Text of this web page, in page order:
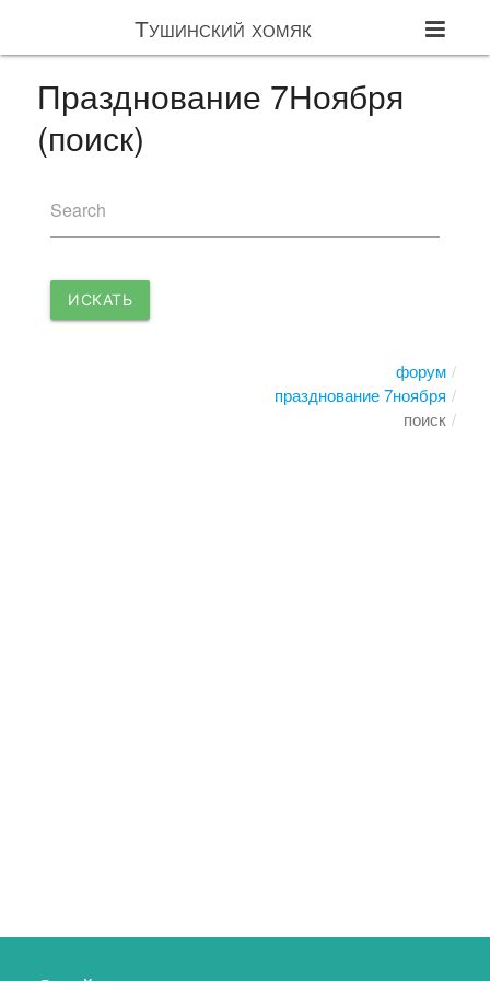
Тушинский хомяк
Празднование 7Ноября
(поиск)
Search
ИСКАТЬ
форум
празднование 7ноября
поиск